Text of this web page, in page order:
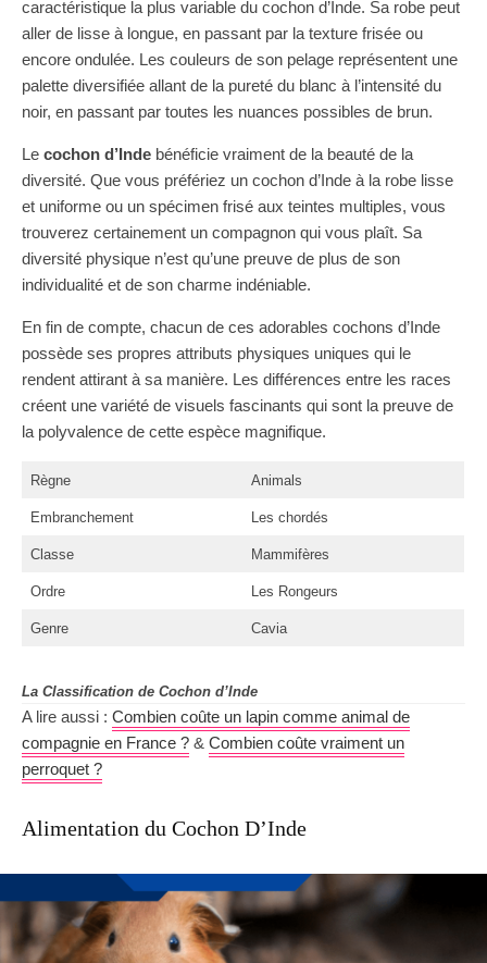
caractéristique la plus variable du cochon d’Inde. Sa robe peut
aller de lisse à longue, en passant par la texture frisée ou
encore ondulée. Les couleurs de son pelage représentent une
palette diversifiée allant de la pureté du blanc à l’intensité du
noir, en passant par toutes les nuances possibles de brun.
Le cochon d’Inde bénéficie vraiment de la beauté de la
diversité. Que vous préfériez un cochon d’Inde à la robe lisse
et uniforme ou un spécimen frisé aux teintes multiples, vous
trouverez certainement un compagnon qui vous plaît. Sa
diversité physique n’est qu’une preuve de plus de son
individualité et de son charme indéniable.
En fin de compte, chacun de ces adorables cochons d’Inde
possède ses propres attributs physiques uniques qui le
rendent attirant à sa manière. Les différences entre les races
créent une variété de visuels fascinants qui sont la preuve de
la polyvalence de cette espèce magnifique.
Règne Animals
Embranchement Les chordés
Classe Mammifères
Ordre Les Rongeurs
Genre Cavia
La Classification de Cochon d’Inde
A lire aussi : Combien coûte un lapin comme animal de
compagnie en France ? & Combien coûte vraiment un
perroquet ?
Alimentation du Cochon D’Inde